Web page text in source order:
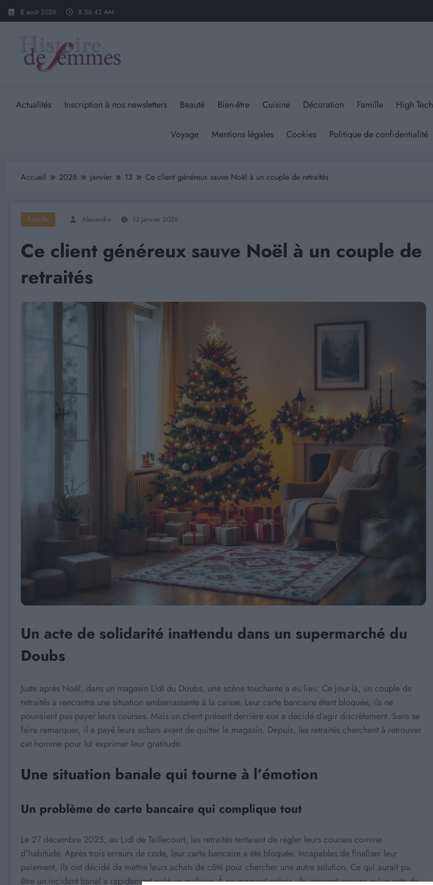
Aller
8 août 2026 8:56:43 AM
Actualités Inscription à nos newsletters Beauté Bien-être Cuisine Décoration Famille High Tech
Voyage Mentions légales Cookies Politique de confidentialité
Accueil 2026 janvier 13 Ce client généreux sauve Noël à un couple de retraités
Famille Alexandre 13 Janvier 2026
Ce client généreux sauve Noël à un couple de
retraités
Un acte de solidarité inattendu dans un supermarché du
Doubs
Juste après Noël, dans un magasin Lidl du Doubs, une scène touchante a eu lieu. Ce jour-là, un couple de
retraités a rencontré une situation embarrassante à la caisse. Leur carte bancaire étant bloquée, ils ne
pouvaient pas payer leurs courses. Mais un client présent derrière eux a décidé d’agir discrètement. Sans se
faire remarquer, il a payé leurs achats avant de quitter le magasin. Depuis, les retraités cherchent à retrouver
cet homme pour lui exprimer leur gratitude.
Une situation banale qui tourne à l’émotion
Un problème de carte bancaire qui complique tout
Le 27 décembre 2025, au Lidl de Taillecourt, les retraités tentaient de régler leurs courses comme
d’habitude. Après trois erreurs de code, leur carte bancaire a été bloquée. Incapables de finaliser leur
paiement, ils ont décidé de mettre leurs achats de côté pour chercher une autre solution. Ce qui aurait pu
être un incident banal a rapidement créé un malaise. À ce moment précis, ils ignorent encore qu’un acte de